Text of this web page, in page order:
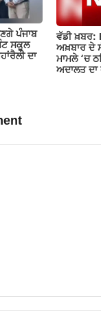
ਪੰਜਾਬ
ਸਕੂਲ
ਦਾ
ਵੱਡੀ ਖ਼ਬਰ:
ਅਖ਼ਬਾਰ ਦੇ
ਮਾਮਲੇ ‘ਚ
ਅਦਾਲਤ ਦਾ